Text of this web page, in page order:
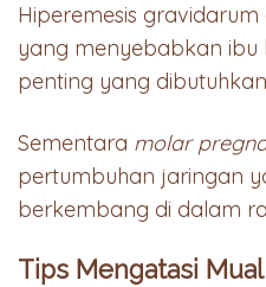
Hiperemesis
yang menyebabkan ibu
penting yang
Sementara molar
pertumbuhan jaringan
berkembang di dalam
Tips Mengatasi